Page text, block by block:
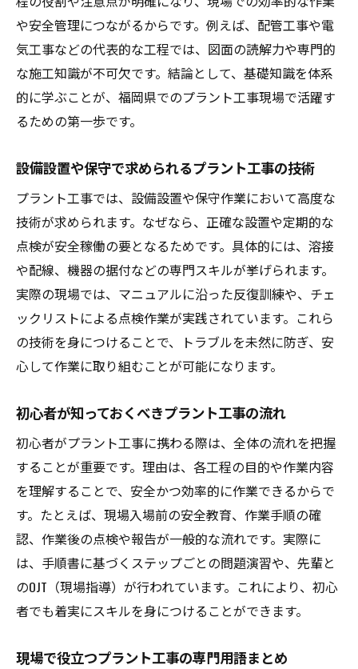
策
事故防止に欠かせないプラント工事の心得
安全教育で高まるプラント工事の現場力
福岡県の現場で学ぶリスクマネジメント方
法
現場で役立つプラント工事の危険対策
プラント工事の主な危険要因と現場対策
現場で実践できるプラント工事の安全行動
ヒヤリハット事例から学ぶ危険予知の方法
プラント工事で注意すべき作業環境の特徴
福岡県の現場で役立つ危険回避の工夫
未然防止に繋がるプラント工事の基本対策
多様な職種が活躍するプラント工事の魅力
配管工や施工管理など多彩な職種の特徴
プラント工事の現場を支えるスペシャリス
ト
職種ごとのやりがいとキャリアパスの紹介
未経験から目指せるプラント工事の仕事と
は
福岡県で活躍できるプラント工事の職種展
望
プラント工事の安全教育が重要な理由とは
や安全管理につながるからです。例えば、配管工事や電
気工事などの代表的な工程では、図面の読解力や専門的
な施工知識が不可欠です。結論として、基礎知識を体系
的に学ぶことが、福岡県でのプラント工事現場で活躍す
るための第一歩です。
設備設置や保守で求められるプラント工事の技術
プラント工事では、設備設置や保守作業において高度な
技術が求められます。なぜなら、正確な設置や定期的な
点検が安全稼働の要となるためです。具体的には、溶接
や配線、機器の据付などの専門スキルが挙げられます。
実際の現場では、マニュアルに沿った反復訓練や、チェ
ックリストによる点検作業が実践されています。これら
の技術を身につけることで、トラブルを未然に防ぎ、安
心して作業に取り組むことが可能になります。
初心者が知っておくべきプラント工事の流れ
初心者がプラント工事に携わる際は、全体の流れを把握
することが重要です。理由は、各工程の目的や作業内容
を理解することで、安全かつ効率的に作業できるからで
す。たとえば、現場入場前の安全教育、作業手順の確
認、作業後の点検や報告が一般的な流れです。実際に
は、手順書に基づくステップごとの問題演習や、先輩と
のOJT（現場指導）が行われています。これにより、初心
者でも着実にスキルを身につけることができます。
現場で役立つプラント工事の専門用語まとめ